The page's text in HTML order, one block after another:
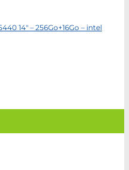
14″ – 256Go+16Go – intel